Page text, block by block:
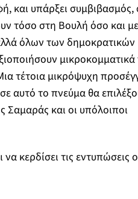
και υπάρξει συμβιβασμός,
τόσο στη Βουλή όσο και με
όλων των δημοκρατικών
μικροκομματικά
τέτοια μικρόψυχη
αυτό το πνεύμα θα
Σαμαράς και οι υπόλοιποι
κερδίσει τις εντυπώσεις